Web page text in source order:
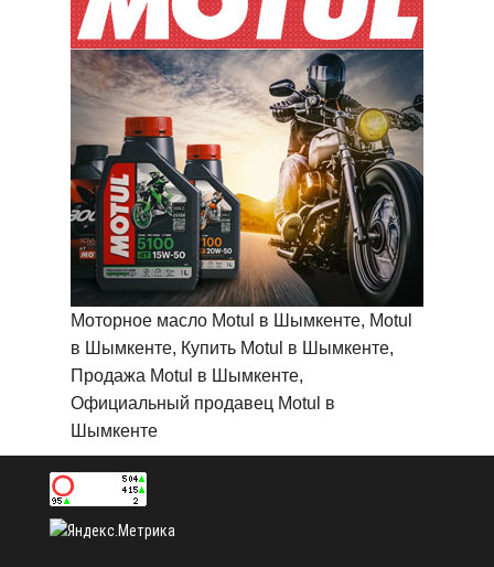
Моторное масло Motul в Шымкенте, Motul
в Шымкенте, Купить Motul в Шымкенте,
Продажа Motul в Шымкенте,
Официальный продавец Motul в
Шымкенте